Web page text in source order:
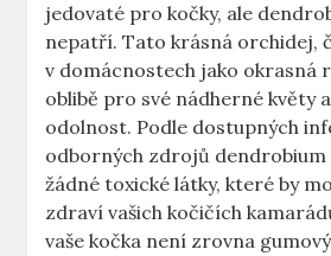
jedovaté pro kočky, ale
nepatří. Tato krásná orchidej,
v domácnostech jako okrasná
oblibě pro své nádherné květy
odolnost. Podle dostupných
odborných zdrojů dendrobium
žádné toxické látky, které by
zdraví vašich kočičích
vaše kočka není zrovna